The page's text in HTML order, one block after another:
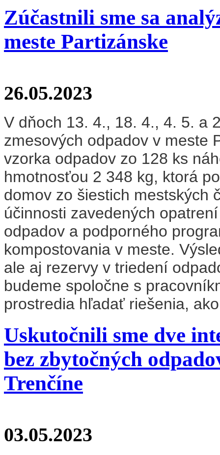
Zúčastnili sme sa
meste Partizánske
26.05.2023
V dňoch 13. 4., 18. 4., 4. 5. a
zmesových odpadov v meste
vzorka odpadov zo 128 ks
hmotnosťou 2 348 kg, ktorá
domov zo šiestich mestských
účinnosti zavedených
odpadov a podporného
kompostovania v meste.
ale aj rezervy v triedení
budeme spoločne s
prostredia hľadať riešenia,
Uskutočnili sme dve
bez zbytočných
Trenčíne
03.05.2023